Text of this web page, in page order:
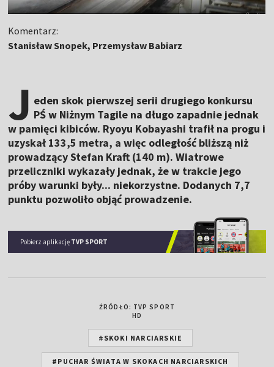
Komentarz:
Stanisław Snopek, Przemysław Babiarz
J eden skok pierwszej serii drugiego konkursu
PŚ w Niżnym Tagile na długo zapadnie jednak
w pamięci kibiców. Ryoyu Kobayashi trafił na progu i
uzyskał 133,5 metra, a więc odległość bliższą niż
prowadzący Stefan Kraft (140 m). Wiatrowe
przeliczniki wykazały jednak, że w trakcie jego
próby warunki były... niekorzystne. Dodanych 7,7
punktu pozwoliło objąć prowadzenie.
Pobierz aplikację TVP SPORT
ŹRÓDŁO: TVP SPORT
HD
#SKOKI NARCIARSKIE
#PUCHAR ŚWIATA W SKOKACH NARCIARSKICH